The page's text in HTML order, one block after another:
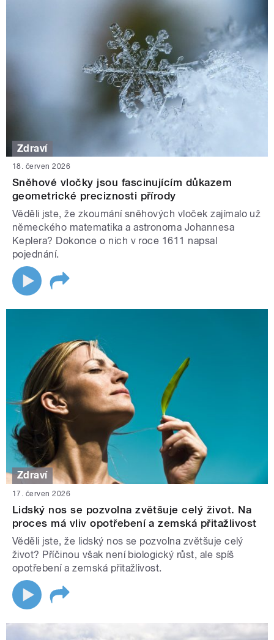
Zdraví
18. červen 2026
Sněhové vločky jsou fascinujícím důkazem
geometrické preciznosti přírody
Věděli jste, že zkoumání sněhových vloček zajímalo už
německého matematika a astronoma Johannesa
Keplera? Dokonce o nich v roce 1611 napsal
pojednání.
Zdraví
17. červen 2026
Lidský nos se pozvolna zvětšuje celý život. Na
proces má vliv opotřebení a zemská přitažlivost
Věděli jste, že lidský nos se pozvolna zvětšuje celý
život? Příčinou však není biologický růst, ale spíš
opotřebení a zemská přitažlivost.